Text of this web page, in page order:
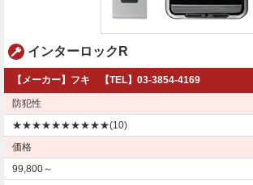
インターロックR
【メーカー】フキ 【TEL】03-3854-4169
防犯性
★★★★★★★★★★(10)
価格
99,800～